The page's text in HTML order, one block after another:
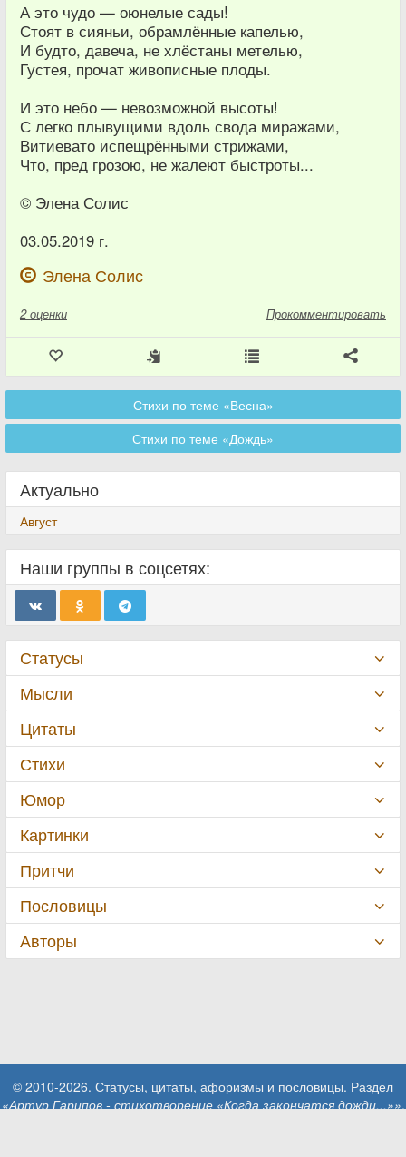
А это чудо — оюнелые сады!
Стоят в сияньи, обрамлённые капелью,
И будто, давеча, не хлёстаны метелью,
Густея, прочат живописные плоды.
И это небо — невозможной высоты!
С легко плывущими вдоль свода миражами,
Витиевато испещрёнными стрижами,
Что, пред грозою, не жалеют быстроты...
© Элена Солис
03.05.2019 г.
Элена Солис
2 оценки Прокомментировать
Стихи по теме «Весна»
Стихи по теме «Дождь»
Актуально
Август
Наши группы в соцсетях:
Статусы
Мысли
Цитаты
Стихи
Юмор
Картинки
Притчи
Пословицы
Авторы
© 2010-2026. Статусы, цитаты, афоризмы и пословицы. Раздел
«Артур Гарипов - стихотворение «Когда закончатся дожди...»».